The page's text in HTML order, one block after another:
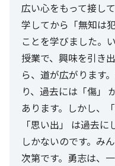
広い心をもって接し
学してから「無知は
ことを学びました。
授業で、興味を引き
ら、道が広がります
り、過去には「傷」
あります。しかし、
「思い出」 は過去
しかないのです。み
次第です。勇志は、